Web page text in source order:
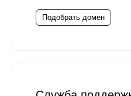
Подобрать домен